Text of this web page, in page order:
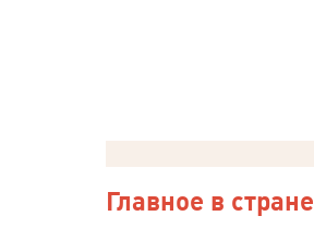
Главное в стране